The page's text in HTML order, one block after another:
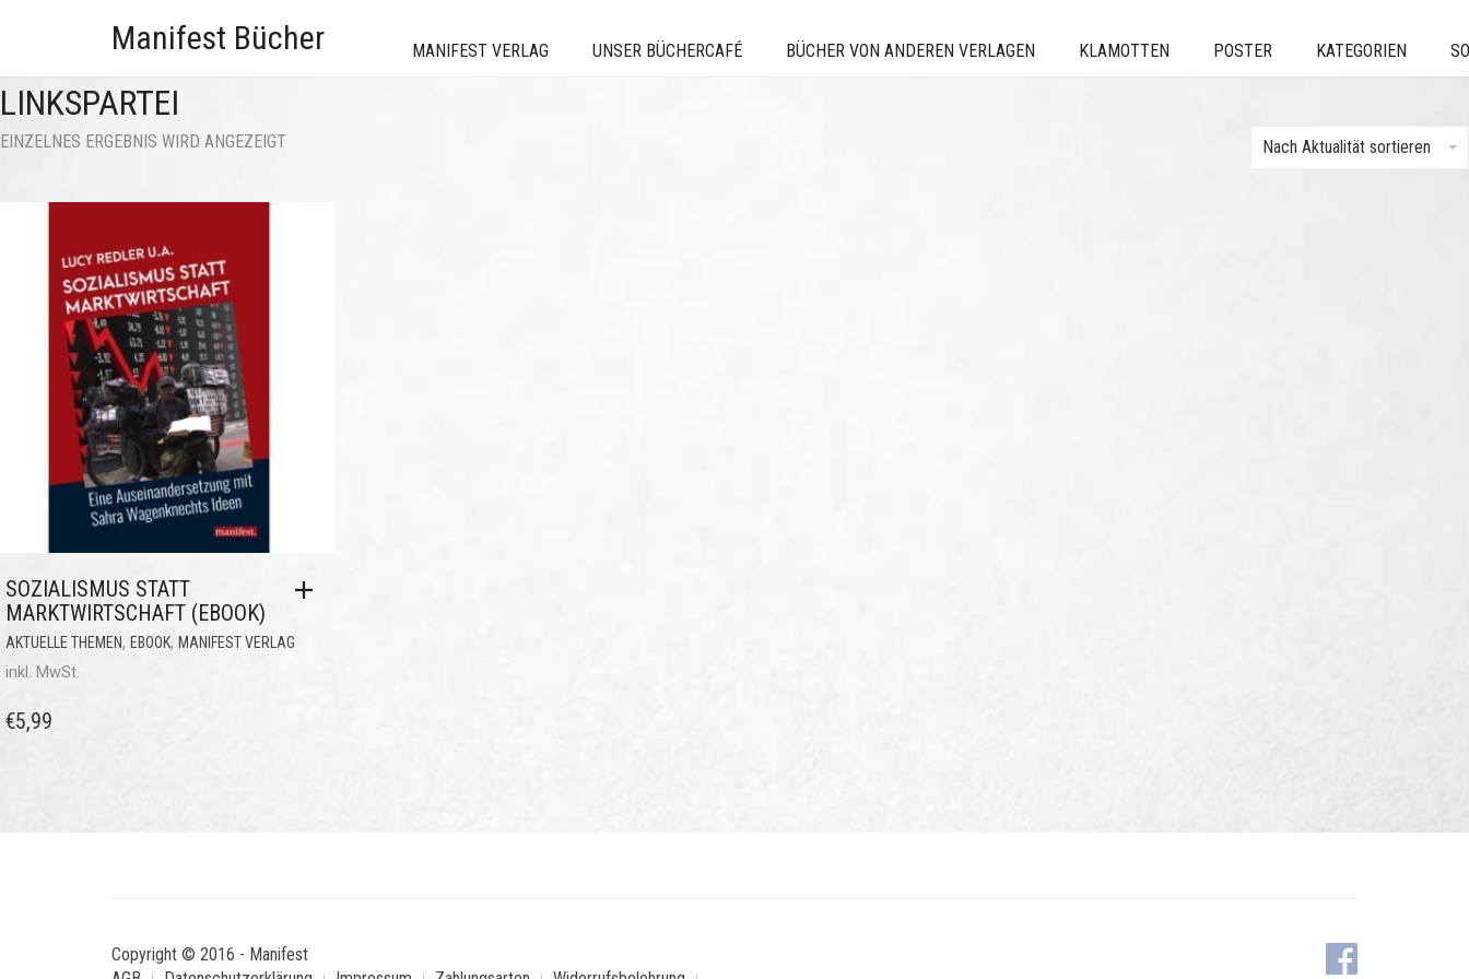
Manifest Bücher MANIFEST VERLAG UNSER BÜCHERCAFÉ BÜCHER VON ANDEREN VERLAGEN KLAMOTTEN POSTER KATEGORIEN
LINKSPARTEI
EINZELNES ERGEBNIS WIRD ANGEZEIGT Nach Aktualität sortieren
SOZIALISMUS STATT
MARKTWIRTSCHAFT (EBOOK)
AKTUELLE THEMEN, EBOOK, MANIFEST VERLAG
inkl. MwSt.
€5,99
Copyright © 2016 - Manifest